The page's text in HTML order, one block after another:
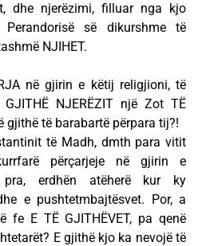
dhe njerëzimi, filluar nga kjo
së dikurshme të
NJIHET.
në gjirin e këtij religjioni, të
NJERËZIT një Zot TË
gjithë të barabartë përpara tij?!
të Madh, dmth para vitit
përçarjeje në gjirin e
pra, erdhën atëherë kur ky
e pushtetmbajtësvet. Por, a
fe E TË GJITHËVET, pa qenë
E gjithë kjo ka nevojë të